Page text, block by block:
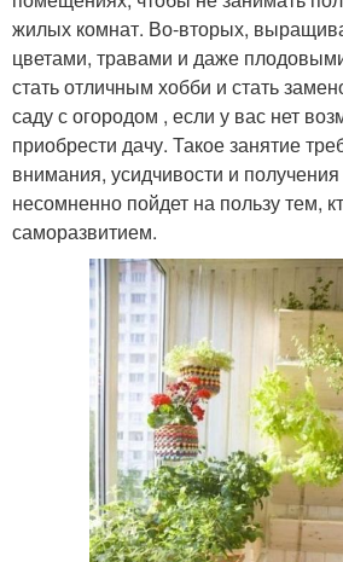
жилых комнат. Во-вторых,
цветами, травами и даже
стать отличным хобби и стать
саду с огородом , если у вас нет
приобрести дачу. Такое занятие
внимания, усидчивости и
несомненно пойдет на пользу тем,
саморазвитием.